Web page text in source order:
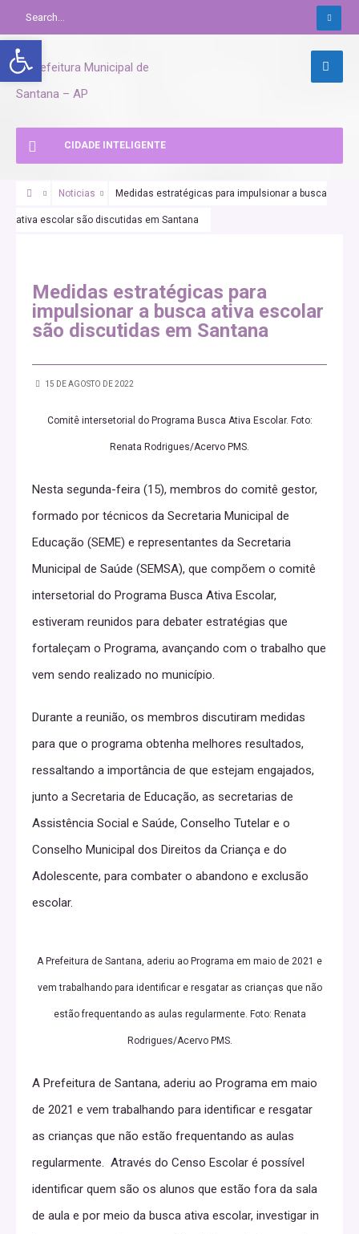
Abrir a barra de ferramentas
CIDADE INTELIGENTE
Noticias Medidas estratégicas para impulsionar a busca
ativa escolar são discutidas em Santana
Medidas estratégicas para
impulsionar a busca ativa escolar
são discutidas em Santana
15 DE AGOSTO DE 2022
Comitê intersetorial do Programa Busca Ativa Escolar. Foto:
Renata Rodrigues/Acervo PMS.
Nesta segunda-feira (15), membros do comitê gestor,
formado por técnicos da Secretaria Municipal de
Educação (SEME) e representantes da Secretaria
Municipal de Saúde (SEMSA), que compõem o comitê
intersetorial do Programa Busca Ativa Escolar,
estiveram reunidos para debater estratégias que
fortaleçam o Programa, avançando com o trabalho que
vem sendo realizado no município.
Durante a reunião, os membros discutiram medidas
para que o programa obtenha melhores resultados,
ressaltando a importância de que estejam engajados,
junto a Secretaria de Educação, as secretarias de
Assistência Social e Saúde, Conselho Tutelar e o
Conselho Municipal dos Direitos da Criança e do
Adolescente, para combater o abandono e exclusão
escolar.
A Prefeitura de Santana, aderiu ao Programa em maio de 2021 e
vem trabalhando para identificar e resgatar as crianças que não
estão frequentando as aulas regularmente. Foto: Renata
Rodrigues/Acervo PMS.
A Prefeitura de Santana, aderiu ao Programa em maio
de 2021 e vem trabalhando para identificar e resgatar
as crianças que não estão frequentando as aulas
regularmente. Através do Censo Escolar é possível
identificar quem são os alunos que estão fora da sala
de aula e por meio da busca ativa escolar, investigar in